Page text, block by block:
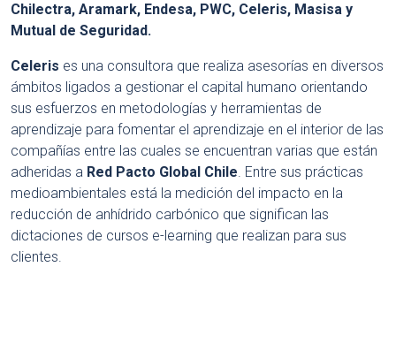
Chilectra, Aramark, Endesa, PWC, Celeris, Masisa y
Mutual de Seguridad.
Celeris es una consultora que realiza asesorías en diversos
ámbitos ligados a gestionar el capital humano orientando
sus esfuerzos en metodologías y herramientas de
aprendizaje para fomentar el aprendizaje en el interior de las
compañías entre las cuales se encuentran varias que están
adheridas a Red Pacto Global Chile. Entre sus prácticas
medioambientales está la medición del impacto en la
reducción de anhídrido carbónico que significan las
dictaciones de cursos e-learning que realizan para sus
clientes.